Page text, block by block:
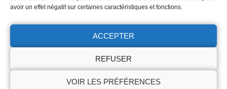
avoir un effet négatif sur certaines caractéristiques et fonctions.
ACCEPTER
REFUSER
VOIR LES PRÉFÉRENCES
17 Rue de l'Écluse, 77660, Saint-Jean-les-Deux-Jumeaux
Disponible Lundi - Dimanche: 8H - 20H
OBTENIR UN DEVIS